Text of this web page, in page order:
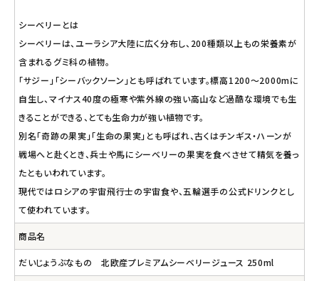
シーベリーとは
シーベリーは、ユーラシア大陸に広く分布し、200種類以上もの栄養素が
含まれるグミ科の植物。
「サジー」「シーバックソーン」とも呼ばれています。標高1200～2000mに
自生し、マイナス40度の極寒や紫外線の強い高山など過酷な環境でも生
きることができる、とても生命力が強い植物です。
別名「奇跡の果実」「生命の果実」とも呼ばれ、古くはチンギス・ハーンが
戦場へと赴くとき、兵士や馬にシーベリーの果実を食べさせて精気を養っ
たともいわれています。
現代ではロシアの宇宙飛行士の宇宙食や、五輪選手の公式ドリンクとし
て使われています。
商品名
だいじょうぶなもの 北欧産プレミアムシーベリージュース 250ml